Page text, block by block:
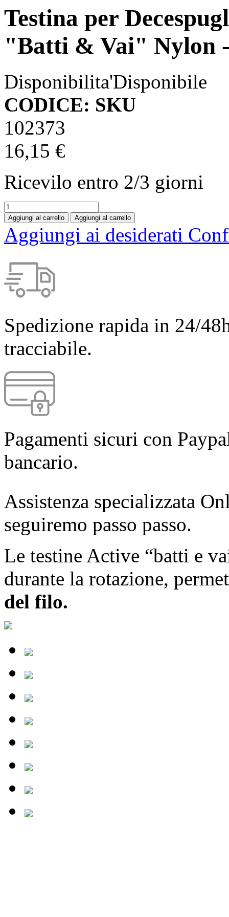
Testina per
"Batti & Vai" Nylon
Disponibilita'Disponibile
CODICE: SKU
102373
16,15 €
Ricevilo entro 2/3 giorni
Aggiungi al carrello Aggiungi al carrello
Aggiungi ai desiderati
Spedizione rapida in 24/
tracciabile.
Pagamenti sicuri con
bancario.
Assistenza specializzata
seguiremo passo passo.
Le testine Active “batti e
durante la rotazione,
del filo.